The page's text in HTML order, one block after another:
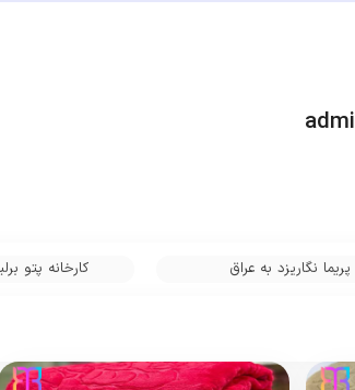
نگاریزد به عراق کارخانه پتو